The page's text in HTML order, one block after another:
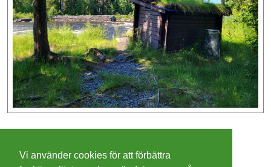
Vi använder cookies för att förbättra